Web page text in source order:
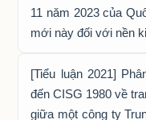
11 năm 2023 của
mới này đối với nền
[Tiểu luận 2021]
đến CISG 1980 về
giữa một công ty